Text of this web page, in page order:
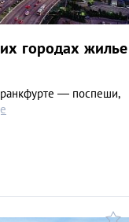
городах жилье
— поспеши,